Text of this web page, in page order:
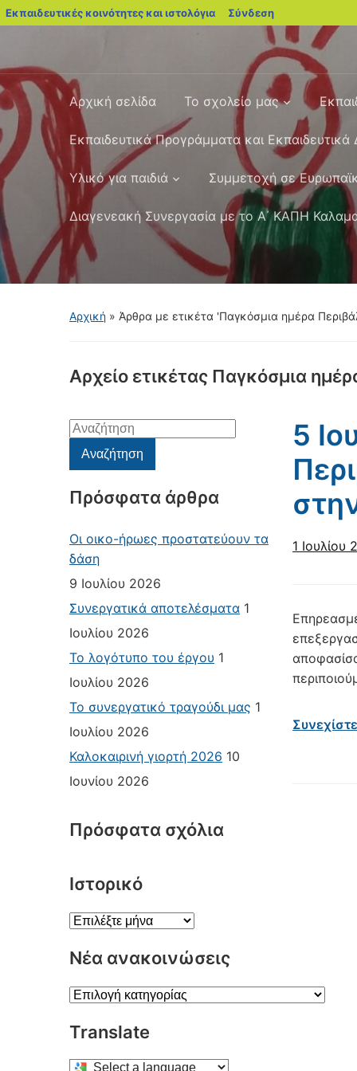
Εκπαιδευτικές κοινότητες και ιστολόγια blogs.sch.gr
Σύνδεση
Αρχική σελίδα Το σχολείο μας
Εκπαιδευτικά Προγράμματα και Εκπαιδευτικά
Yλικό για παιδιά Συμμετοχή σε
Διαγενεακή Συνεργασία με το Α΄ ΚΑΠΗ
Αρχική » Άρθρα με ετικέτα 'Παγκόσμια ημέρα
Αρχείο ετικέτας Παγκόσμια
Αναζήτηση
για:Αναζήτηση
Πρόσφατα άρθρα
Οι οικο-ήρωες προστατεύουν τα
δάση
9 Ιουλίου 2026
Συνεργατικά αποτελέσματα 1
Ιουλίου 2026
Το λογότυπο του έργου 1
Ιουλίου 2026
Το συνεργατικό τραγούδι μας 1
Ιουλίου 2026
Καλοκαιρινή γιορτή 2026 10
Ιουνίου 2026
Πρόσφατα σχόλια
Ιστορικό
Ιστορικό
Νέα ανακοινώσεις
Νέα
Translate
Select
5
1 Ιουλίου